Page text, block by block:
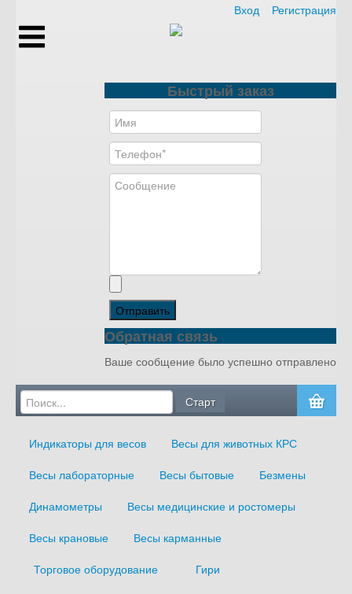
Вход Регистрация
Быстрый заказ
Отправить
Обратная связь
Ваше сообщение было успешно отправлено
Главная
Индикаторы для весов Весы для животных КРС
Весы лабораторные Весы бытовые Безмены
Динамометры Весы медицинские и ростомеры
Весы крановые Весы карманные
Торговое оборудование Гири